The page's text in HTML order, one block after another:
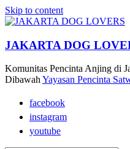
Skip to content
JAKARTA DOG
Komunitas Pencinta Anjing di
DibawahYayasan Pencinta
facebook
instagram
youtube